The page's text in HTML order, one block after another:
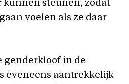
kunnen steunen, zodat
voelen als ze daar
genderkloof in de
eveneens aantrekkelijk